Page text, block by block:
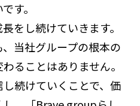
す。
をし続けていきます。
当社グループの根本の
ることはありません。
続けていくことで、価